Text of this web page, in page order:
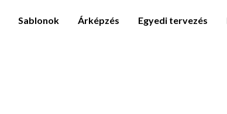
Sablonok Árképzés Egyedi tervezés